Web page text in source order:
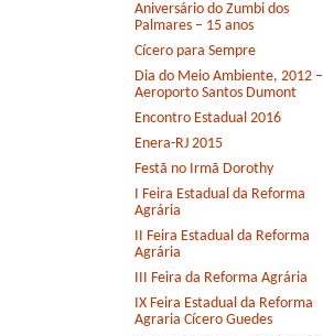
Aniversário do Zumbi dos
Palmares – 15 anos
Cícero para Sempre
Dia do Meio Ambiente, 2012 –
Aeroporto Santos Dumont
Encontro Estadual 2016
Enera-RJ 2015
Festã no Irmã Dorothy
I Feira Estadual da Reforma
Agrária
II Feira Estadual da Reforma
Agrária
III Feira da Reforma Agrária
IX Feira Estadual da Reforma
Agraria Cícero Guedes